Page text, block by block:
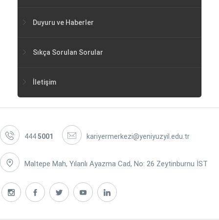
Duyuru ve Haberler
Sıkça Sorulan Sorular
İletişim
4445001 kariyermerkezi@yeniyuzyil.edu.tr
Maltepe Mah, Yılanlı Ayazma Cad, No: 26 Zeytinburnu İST